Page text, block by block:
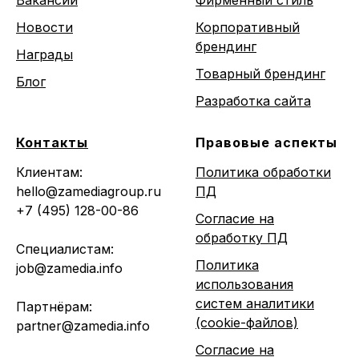
Новости
Награды
Блог
Корпоративный
брендинг
Товарный брендинг
Разработка сайта
Контакты
Клиентам:
hello@zamediagroup.ru
+7 (495) 128-00-86
Специалистам:
job@zamedia.info
Партнёрам:
partner@zamedia.info
Правовые аспекты
Политика обработки
ПД
Согласие на
обработку ПД
Политика
использования
систем аналитики
(cookie-файлов)
Согласие на